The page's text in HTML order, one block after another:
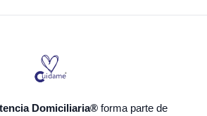
Domiciliaria®forma parte de